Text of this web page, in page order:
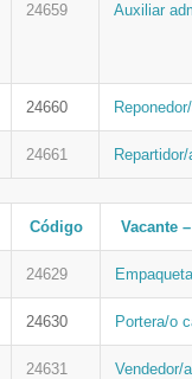
24659 Auxiliar
24660
24661
Código Vacante
24629
24630 Portera/o
24631 Vendedor/a